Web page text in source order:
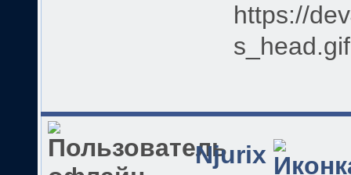
https://
s_head.gif
Njurix